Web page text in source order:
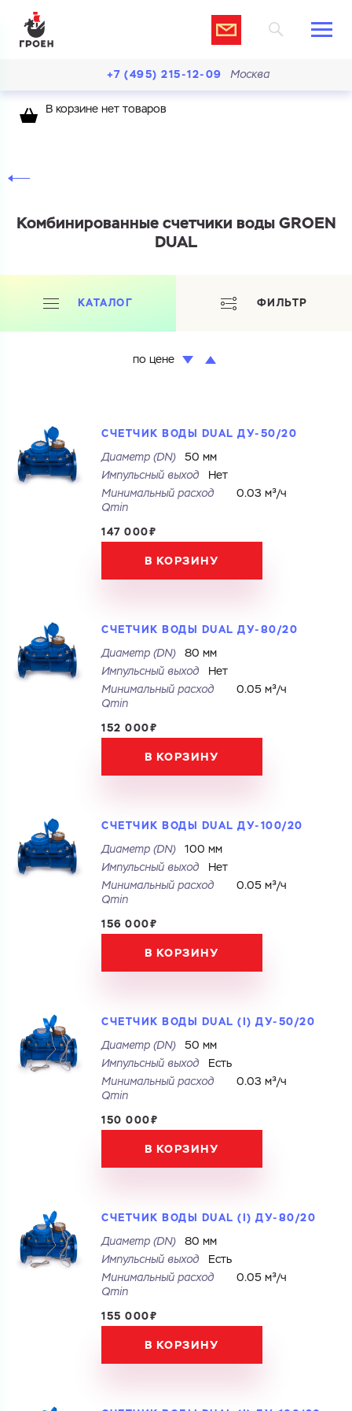
+7 (495) 215-12-09 Москва
В корзине нет товаров
Комбинированные счетчики воды GROEN
DUAL
КАТАЛОГ
по цене
ФИЛЬТР
СЧЕТЧИК ВОДЫ DUAL ДУ-50/20
Диаметр (DN)
50 мм
Импульсный выход
Нет
Минимальный расход
Qmin
0.03 м³/ч
147 000₽
В КОРЗИНУ
СЧЕТЧИК ВОДЫ DUAL ДУ-80/20
Диаметр (DN)
80 мм
Импульсный выход
Нет
Минимальный расход
Qmin
0.05 м³/ч
152 000₽
В КОРЗИНУ
СЧЕТЧИК ВОДЫ DUAL ДУ-100/20
Диаметр (DN)
100 мм
Импульсный выход
Нет
Минимальный расход
Qmin
0.05 м³/ч
156 000₽
В КОРЗИНУ
СЧЕТЧИК ВОДЫ DUAL (I) ДУ-50/20
Диаметр (DN)
50 мм
Импульсный выход
Есть
Минимальный расход
Qmin
0.03 м³/ч
150 000₽
В КОРЗИНУ
СЧЕТЧИК ВОДЫ DUAL (I) ДУ-80/20
Диаметр (DN)
80 мм
Импульсный выход
Есть
Минимальный расход
Qmin
0.05 м³/ч
155 000₽
В КОРЗИНУ